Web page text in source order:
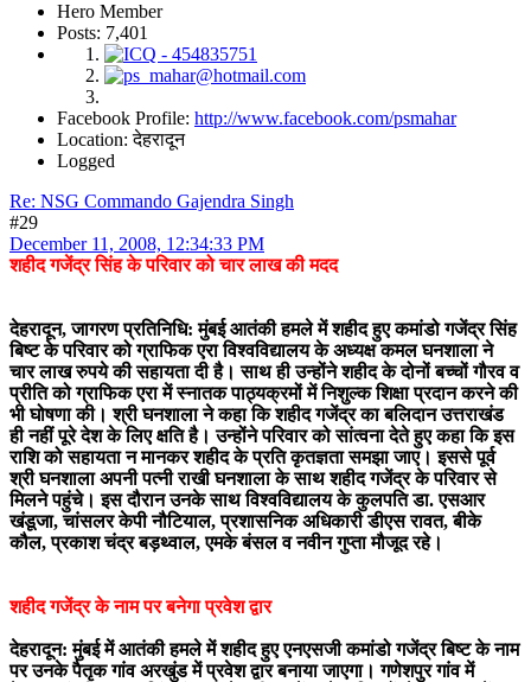
Hero Member
Posts: 7,401
Facebook Profile: http://www.facebook.com/psmahar
Location: देहरादून
Logged
Re: NSG Commando Gajendra Singh
#29
December 11, 2008, 12:34:33 PM
शहीद गजेंद्र सिंह के परिवार को चार लाख की मदद
देहरादून, जागरण प्रतिनिधि: मुंबई आतंकी हमले में शहीद हुए कमांडो गजेंद्र सिंह
बिष्ट के परिवार को ग्राफिक एरा विश्वविद्यालय के अध्यक्ष कमल घनशाला ने
चार लाख रुपये की सहायता दी है। साथ ही उन्होंने शहीद के दोनों बच्चों गौरव व
प्रीति को ग्राफिक एरा में स्नातक पाठ्यक्रमों में निशुल्क शिक्षा प्रदान करने की
भी घोषणा की। श्री घनशाला ने कहा कि शहीद गजेंद्र का बलिदान उत्तराखंड
ही नहीं पूरे देश के लिए क्षति है। उन्होंने परिवार को सांत्वना देते हुए कहा कि इस
राशि को सहायता न मानकर शहीद के प्रति कृतज्ञता समझा जाए। इससे पूर्व
श्री घनशाला अपनी पत्नी राखी घनशाला के साथ शहीद गजेंद्र के परिवार से
मिलने पहुंचे। इस दौरान उनके साथ विश्वविद्यालय के कुलपति डा. एसआर
खंडूजा, चांसलर केपी नौटियाल, प्रशासनिक अधिकारी डीएस रावत, बीके
कौल, प्रकाश चंद्र बड़थ्वाल, एमके बंसल व नवीन गुप्ता मौजूद रहे।
शहीद गजेंद्र के नाम पर बनेगा प्रवेश द्वार
देहरादून: मुंबई में आतंकी हमले में शहीद हुए एनएसजी कमांडो गजेंद्र बिष्ट के नाम
पर उनके पैतृक गांव अरखुंड में प्रवेश द्वार बनाया जाएगा। गणेशपुर गांव में